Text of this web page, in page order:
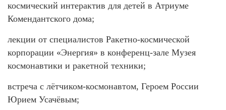
космический интерактив для детей в Атриуме
Комендантского дома;
лекции от специалистов Ракетно-космической
корпорации «Энергия» в конференц-зале Музея
космонавтики и ракетной техники;
встреча с лётчиком-космонавтом, Героем России
Юрием Усачёвым;